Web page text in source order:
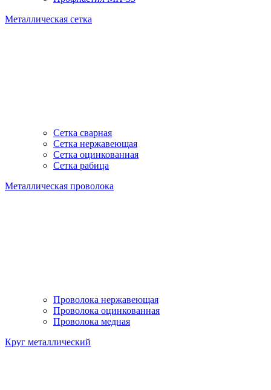
Металлическая сетка
Сетка сварная
Сетка нержавеющая
Сетка оцинкованная
Сетка рабица
Металлическая проволока
Проволока нержавеющая
Проволока оцинкованная
Проволока медная
Круг металлический